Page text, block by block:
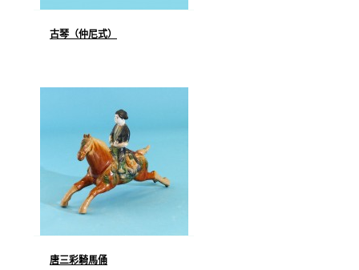
古琴（仲尼式）
唐三彩騎馬俑